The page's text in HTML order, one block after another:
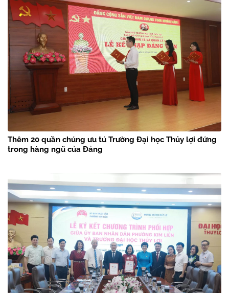
Thêm 20 quần chúng ưu tú Trường Đại học Thủy lợi đứng
trong hàng ngũ của Đảng